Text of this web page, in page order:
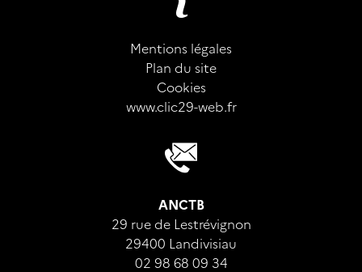
Mentions légales
Plan du site
Cookies
www.clic29-web.fr
ANCTB
29 rue de Lestrévignon
29400 Landivisiau
02 98 68 09 34